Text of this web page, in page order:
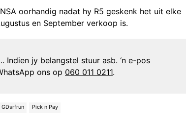
oorhandig nadat hy R5 geskenk het uit elke
en September verkoop is.
jy belangstel stuur asb. ‘n e-pos
ons op 060 011 0211.
GDsrfrun Pick n Pay